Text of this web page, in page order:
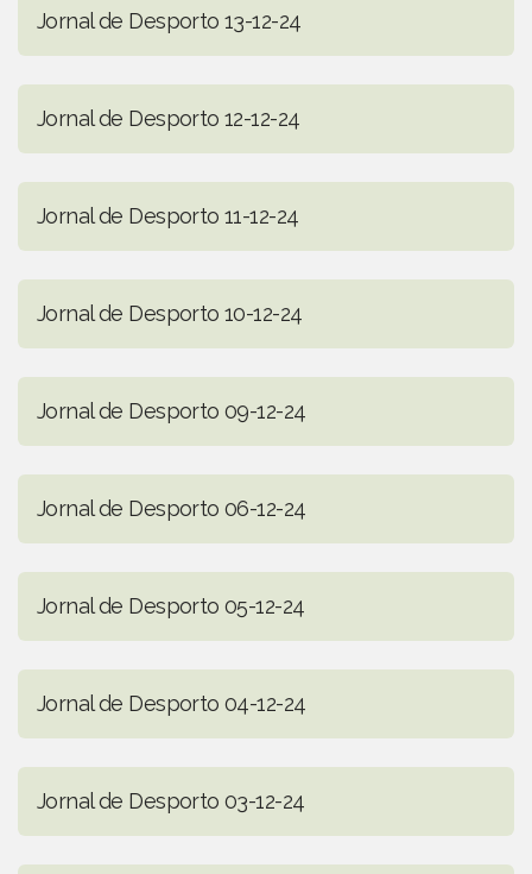
Jornal de Desporto 13-12-24
Jornal de Desporto 12-12-24
Jornal de Desporto 11-12-24
Jornal de Desporto 10-12-24
Jornal de Desporto 09-12-24
Jornal de Desporto 06-12-24
Jornal de Desporto 05-12-24
Jornal de Desporto 04-12-24
Jornal de Desporto 03-12-24